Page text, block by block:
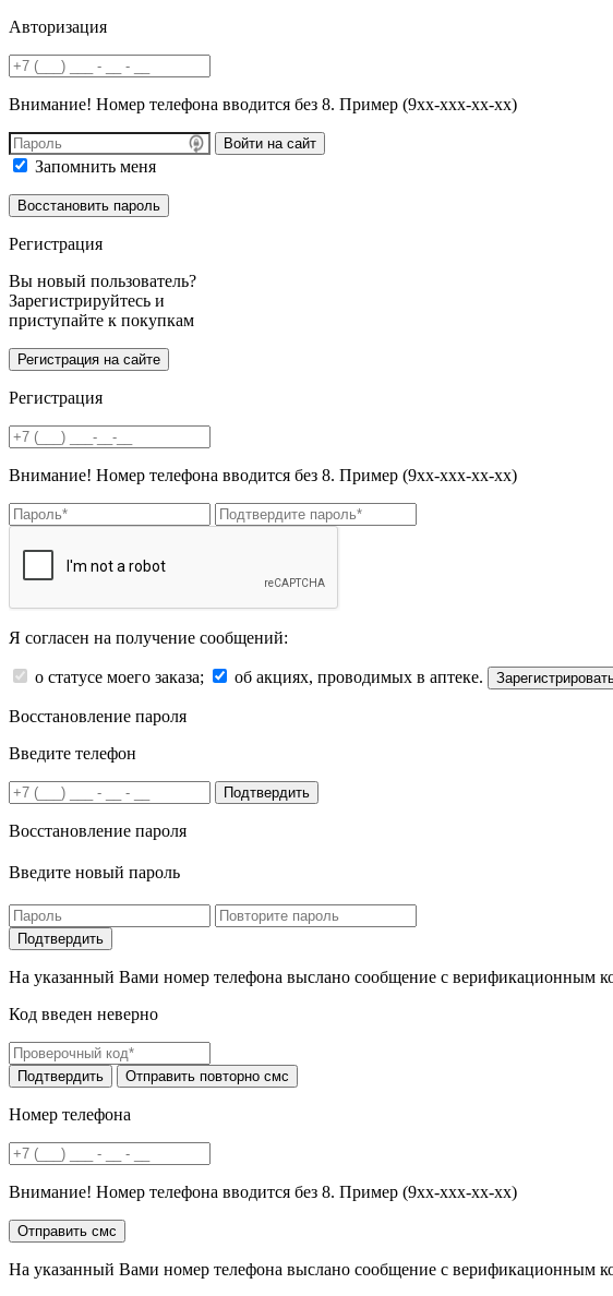
Авторизация
Внимание! Номер телефона вводится без 8. Пример (9хх-ххх-хх-хх)
Войти на сайт
Запомнить меня
Регистрация
Вы новый пользователь?
Зарегистрируйтесь и
приступайте к покупкам
Регистрация
Внимание! Номер телефона вводится без 8. Пример (9хх-ххх-хх-хх)
Я согласен на получение сообщений:
о статусе моего заказа; об акциях, проводимых в аптеке.
Восстановление пароля
Введите телефон
Подтвердить
Восстановление пароля
Введите новый пароль
На указанный Вами номер телефона выслано сообщение с верификационным
Код введен неверно
Номер телефона
Внимание! Номер телефона вводится без 8. Пример (9хх-ххх-хх-хх)
На указанный Вами номер телефона выслано сообщение с верификационным